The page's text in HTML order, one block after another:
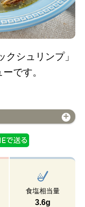
クシュリンプ」
です。
食塩相当量
3.6g